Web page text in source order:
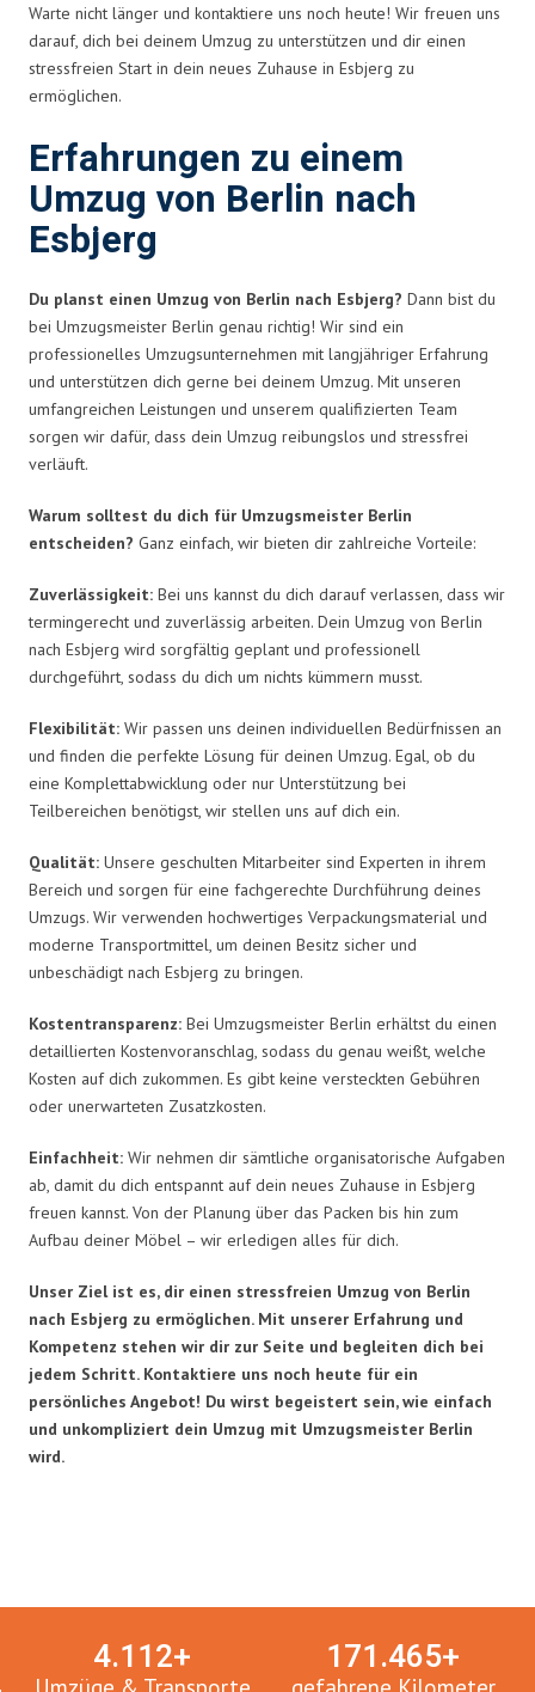
Warte nicht länger und kontaktiere uns noch heute! Wir freuen uns
darauf, dich bei deinem Umzug zu unterstützen und dir einen
stressfreien Start in dein neues Zuhause in Esbjerg zu
ermöglichen.
Erfahrungen zu einem
Umzug von Berlin nach
Esbjerg
Du planst einen Umzug von Berlin nach Esbjerg? Dann bist du
bei Umzugsmeister Berlin genau richtig! Wir sind ein
professionelles Umzugsunternehmen mit langjähriger Erfahrung
und unterstützen dich gerne bei deinem Umzug. Mit unseren
umfangreichen Leistungen und unserem qualifizierten Team
sorgen wir dafür, dass dein Umzug reibungslos und stressfrei
verläuft.
Warum solltest du dich für Umzugsmeister Berlin
entscheiden? Ganz einfach, wir bieten dir zahlreiche Vorteile:
Zuverlässigkeit: Bei uns kannst du dich darauf verlassen, dass wir
termingerecht und zuverlässig arbeiten. Dein Umzug von Berlin
nach Esbjerg wird sorgfältig geplant und professionell
durchgeführt, sodass du dich um nichts kümmern musst.
Flexibilität: Wir passen uns deinen individuellen Bedürfnissen an
und finden die perfekte Lösung für deinen Umzug. Egal, ob du
eine Komplettabwicklung oder nur Unterstützung bei
Teilbereichen benötigst, wir stellen uns auf dich ein.
Qualität: Unsere geschulten Mitarbeiter sind Experten in ihrem
Bereich und sorgen für eine fachgerechte Durchführung deines
Umzugs. Wir verwenden hochwertiges Verpackungsmaterial und
moderne Transportmittel, um deinen Besitz sicher und
unbeschädigt nach Esbjerg zu bringen.
Kostentransparenz: Bei Umzugsmeister Berlin erhältst du einen
detaillierten Kostenvoranschlag, sodass du genau weißt, welche
Kosten auf dich zukommen. Es gibt keine versteckten Gebühren
oder unerwarteten Zusatzkosten.
Einfachheit: Wir nehmen dir sämtliche organisatorische Aufgaben
ab, damit du dich entspannt auf dein neues Zuhause in Esbjerg
freuen kannst. Von der Planung über das Packen bis hin zum
Aufbau deiner Möbel – wir erledigen alles für dich.
Unser Ziel ist es, dir einen stressfreien Umzug von Berlin
nach Esbjerg zu ermöglichen. Mit unserer Erfahrung und
Kompetenz stehen wir dir zur Seite und begleiten dich bei
jedem Schritt. Kontaktiere uns noch heute für ein
persönliches Angebot! Du wirst begeistert sein, wie einfach
und unkompliziert dein Umzug mit Umzugsmeister Berlin
wird.
4.112+ 171.465+